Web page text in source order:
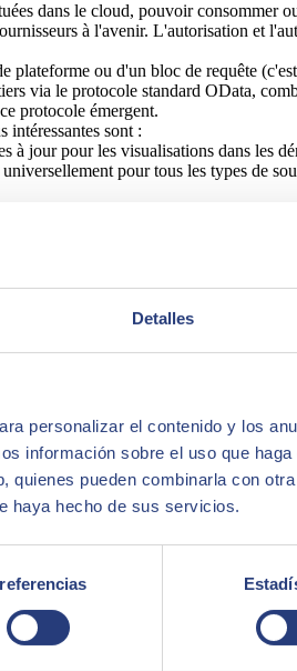
Detalles
personalizar el contenido y los
información sobre el uso que
quienes pueden combinarla con
haya hecho de sus servicios.
dans le cloud, pouvoir consommer
à l'avenir. L'autorisation et
plateforme ou d'un bloc de requête
via le protocole standard OData,
protocole émergent.
intéressantes sont :
à jour pour les visualisations dans les
pour tous les types de
des couleurs.
pour
réutilisés dans de nombreux
TXT avec des données traitées
avec l'API JavaScript, ce qui fournit :
de Galigeo.
avec l'exploration et la
vers le cloud dans un nouveau
reste l'outil de génération de
monde des plateformes
se concentrant sur les idées et les
avec la version zéro qui a